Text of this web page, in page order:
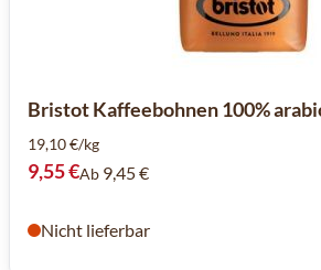
Bristot Kaffeebohnen 100%
19,10 €/kg
9,55 €Ab 9,45 €
Nicht lieferbar